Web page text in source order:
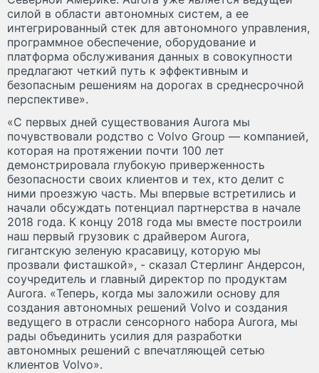
силой в области автономных систем, а ее
интегрированный стек для автономного управления,
программное обеспечение, оборудование и
платформа обслуживания данных в совокупности
предлагают четкий путь к эффективным и
безопасным решениям на дорогах в среднесрочной
перспективе».
«С первых дней существования Aurora мы
почувствовали родство с Volvo Group — компанией,
которая на протяжении почти 100 лет
демонстрировала глубокую приверженность
безопасности своих клиентов и тех, кто делит с
ними проезжую часть. Мы впервые встретились и
начали обсуждать потенциал партнерства в начале
2018 года. К концу 2018 года мы вместе построили
наш первый грузовик с драйвером Aurora,
гигантскую зеленую красавицу, которую мы
прозвали фисташкой», - сказал Стерлинг Андерсон,
соучредитель и главный директор по продуктам
Aurora. «Теперь, когда мы заложили основу для
создания автономных решений Volvo и создания
ведущего в отрасли сенсорного набора Aurora, мы
рады объединить усилия для разработки
автономных решений с впечатляющей сетью
клиентов Volvo».